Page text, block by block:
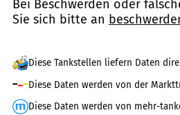
Bei Beschwerden oder
Sie sich bitte an
Diese Tankstellen liefern Daten
Diese Daten werden von der
Diese Daten werden von mehr-